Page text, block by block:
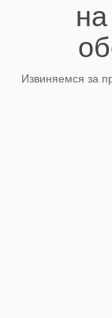
Извиняемся за